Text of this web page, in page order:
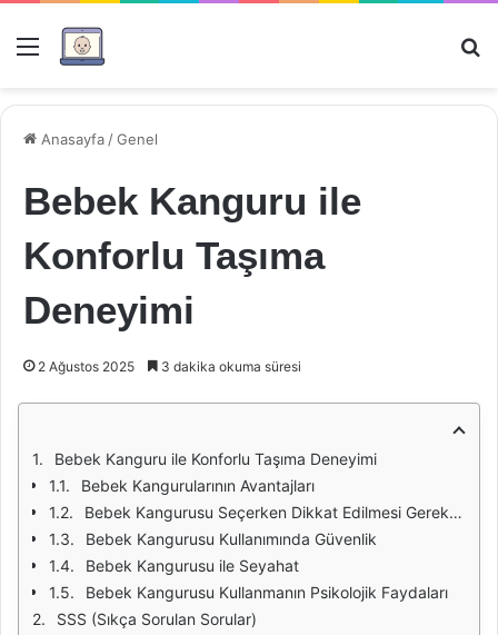
Menü
Anasayfa /Genel
Bebek Kanguru ile
Konforlu Taşıma
Deneyimi
2 Ağustos 2025 3 dakika okuma süresi
Bebek Kanguru ile Konforlu Taşıma Deneyimi
Bebek Kangurularının Avantajları
Bebek Kangurusu Seçerken Dikkat Edilmesi Gerekenler
Bebek Kangurusu Kullanımında Güvenlik
Bebek Kangurusu ile Seyahat
Bebek Kangurusu Kullanmanın Psikolojik Faydaları
SSS (Sıkça Sorulan Sorular)